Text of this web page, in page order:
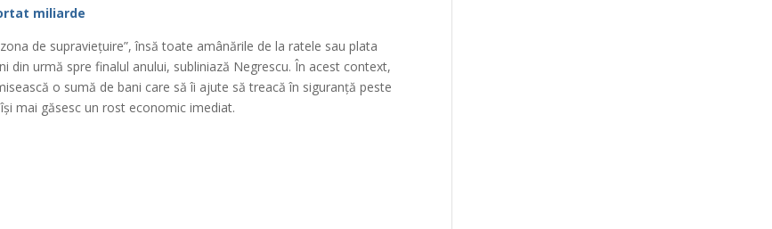
miliarde
de supraviețuire”, însă toate amânările de la ratele sau plata
din urmă spre finalul anului, subliniază Negrescu. În acest context,
o sumă de bani care să îi ajute să treacă în siguranță peste
mai găsesc un rost economic imediat.